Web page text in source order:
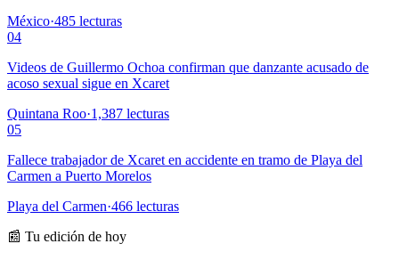
México·485 lecturas
04
Videos de Guillermo Ochoa confirman que danzante acusado de
acoso sexual sigue en Xcaret
Quintana Roo·1,387 lecturas
05
Fallece trabajador de Xcaret en accidente en tramo de Playa del
Carmen a Puerto Morelos
Playa del Carmen·466 lecturas
📰 Tu edición de hoy